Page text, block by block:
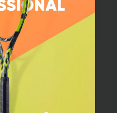
ÓCULOS MORMAII
GRAND TOUR 2 –
AMARELO
FLUOR/PRETO